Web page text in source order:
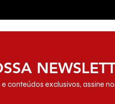
conteúdos exclusivos, assine